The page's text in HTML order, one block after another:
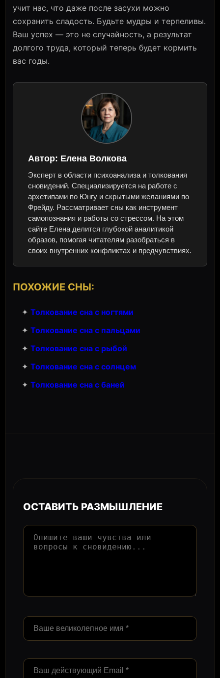
учит нас, что даже после засухи можно
сохранить сладость. Будьте мудры и терпеливы.
Ваш успех — это не случайность, а результат
долгого труда, который теперь будет кормить
вас годы.
Автор: Елена Волкова
Эксперт в области психоанализа и толкования
сновидений. Специализируется на работе с
архетипами по Юнгу и скрытыми желаниями по
Фрейду. Рассматривает сны как инструмент
самопознания и работы со стрессом. На этом
сайте Елена делится глубокой аналитикой
образов, помогая читателям разобраться в
своих внутренних конфликтах и предчувствиях.
ПОХОЖИЕ СНЫ:
✦ Толкование сна с ногтями
✦ Толкование сна с пальцами
✦ Толкование сна с рыбой
✦ Толкование сна с солнцем
✦ Толкование сна с баней
ОСТАВИТЬ РАЗМЫШЛЕНИЕ